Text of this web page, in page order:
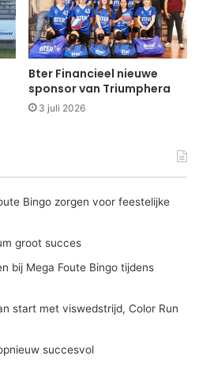
Bter Financieel nieuwe
sponsor van Triumphera
3 juli 2026
Bingo zorgen voor feestelijke
groot succes
bij Mega Foute Bingo tijdens
start met viswedstrijd, Color Run
succesvol